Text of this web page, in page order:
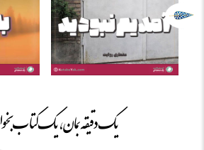
یک دقیقه بمان، یک کتاب